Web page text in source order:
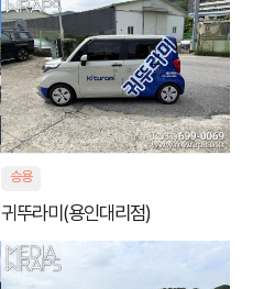
승용
귀뚜라미(용인대리점)